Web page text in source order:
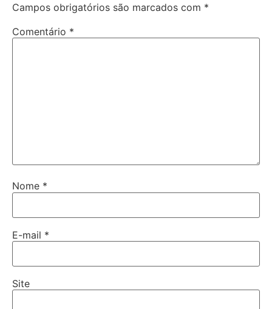
Campos obrigatórios são marcados com *
Comentário *
Nome *
E-mail *
Site